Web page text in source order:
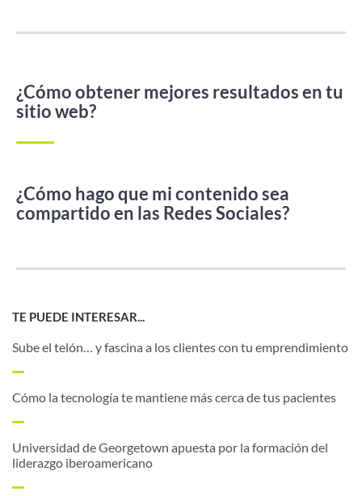
¿Cómo obtener mejores resultados en tu
sitio web?
¿Cómo hago que mi contenido sea
compartido en las Redes Sociales?
TE PUEDE INTERESAR...
Sube el telón… y fascina a los clientes con tu emprendimiento
Cómo la tecnología te mantiene más cerca de tus pacientes
Universidad de Georgetown apuesta por la formación del
liderazgo iberoamericano